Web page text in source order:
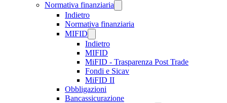
Normativa finanziaria
Indietro
Normativa finanziaria
MIFID
Indietro
MIFID
MiFID - Trasparenza Post Trade
Fondi e Sicav
MiFID II
Obbligazioni
Bancassicurazione